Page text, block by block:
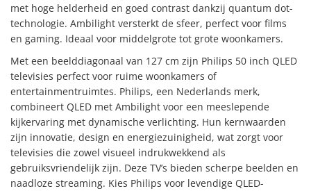
met hoge helderheid en goed contrast dankzij quantum dot-
technologie. Ambilight versterkt de sfeer, perfect voor films
en gaming. Ideaal voor middelgrote tot grote woonkamers.
Met een beelddiagonaal van 127 cm zijn Philips 50 inch QLED
televisies perfect voor ruime woonkamers of
entertainmentruimtes. Philips, een Nederlands merk,
combineert QLED met Ambilight voor een meeslepende
kijkervaring met dynamische verlichting. Hun kernwaarden
zijn innovatie, design en energiezuinigheid, wat zorgt voor
televisies die zowel visueel indrukwekkend als
gebruiksvriendelijk zijn. Deze TV’s bieden scherpe beelden en
naadloze streaming. Kies Philips voor levendige QLED-